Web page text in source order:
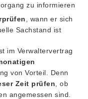
zu informieren
, wann er sich
Sachstand ist
im Verwaltervertrag
von Vorteil. Denn
Zeit prüfen , ob
angemessen sind.